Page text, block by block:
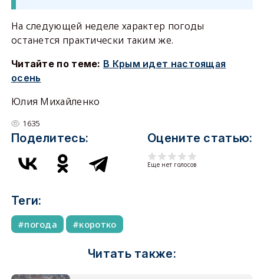
На следующей неделе характер погоды
останется практически таким же.
Читайте по теме: В Крым идет настоящая
осень
Юлия Михайленко
1635
Поделитесь: Оцените статью:
Еще нет голосов
Теги:
погода коротко
Читать также: